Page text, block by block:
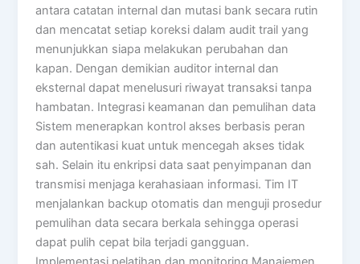
antara catatan internal dan mutasi bank secara rutin
dan mencatat setiap koreksi dalam audit trail yang
menunjukkan siapa melakukan perubahan dan
kapan. Dengan demikian auditor internal dan
eksternal dapat menelusuri riwayat transaksi tanpa
hambatan. Integrasi keamanan dan pemulihan data
Sistem menerapkan kontrol akses berbasis peran
dan autentikasi kuat untuk mencegah akses tidak
sah. Selain itu enkripsi data saat penyimpanan dan
transmisi menjaga kerahasiaan informasi. Tim IT
menjalankan backup otomatis dan menguji prosedur
pemulihan data secara berkala sehingga operasi
dapat pulih cepat bila terjadi gangguan.